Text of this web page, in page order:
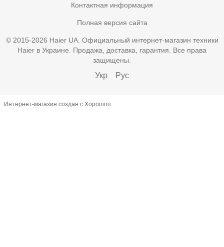
Контактная информация
Полная версия сайта
© 2015-2026 Haier UA. Официальный интернет-магазин техники
Haier в Украине. Продажа, доставка, гарантия. Все права
защищены.
Укр Рус
Интернет-магазин создан с Хорошоп